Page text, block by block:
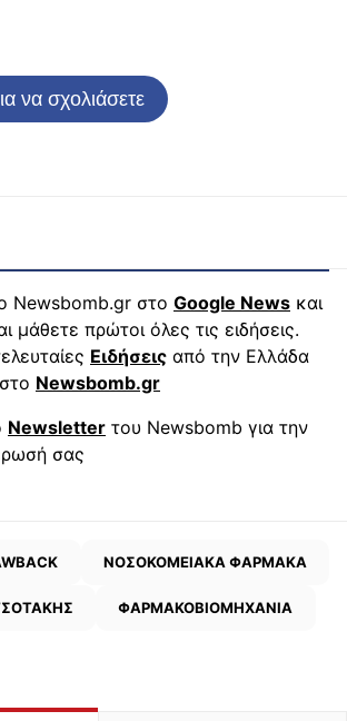
να σχολιάσετε
Newsbomb.gr στο Google News και
μάθετε πρώτοι όλες τις ειδήσεις.
Ειδήσεις από την Ελλάδα
Newsbomb.gr
Newsletter του Newsbomb για την
σας
ΝΟΣΟΚΟΜΕΙΑΚΑ ΦΑΡΜΑΚΑ
ΦΑΡΜΑΚΟΒΙΟΜΗΧΑΝΙΑ